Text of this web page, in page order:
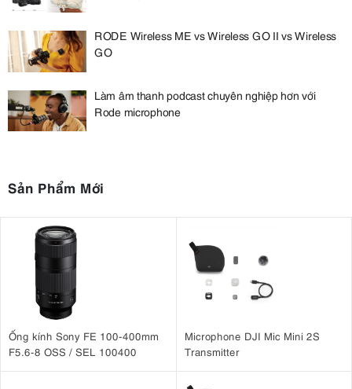
RODE Wireless ME vs Wireless GO II vs Wireless
GO
Làm âm thanh podcast chuyên nghiệp hơn với
Rode microphone
Sản Phẩm Mới
Ống kính Sony FE 100-400mm
F5.6-8 OSS / SEL 100400
Microphone DJI Mic Mini 2S
Transmitter